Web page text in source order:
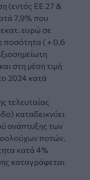
(εντός ΕΕ 27 &
7,9% που
εκατ. ευρώ σε
ποσότητα ( + 0,6
στη μέση τιμή
2024 κατά
τελευταίας
καταδεικνύει
ανάπτυξης των
ποτών,
κατά 4%
καταγράφεται